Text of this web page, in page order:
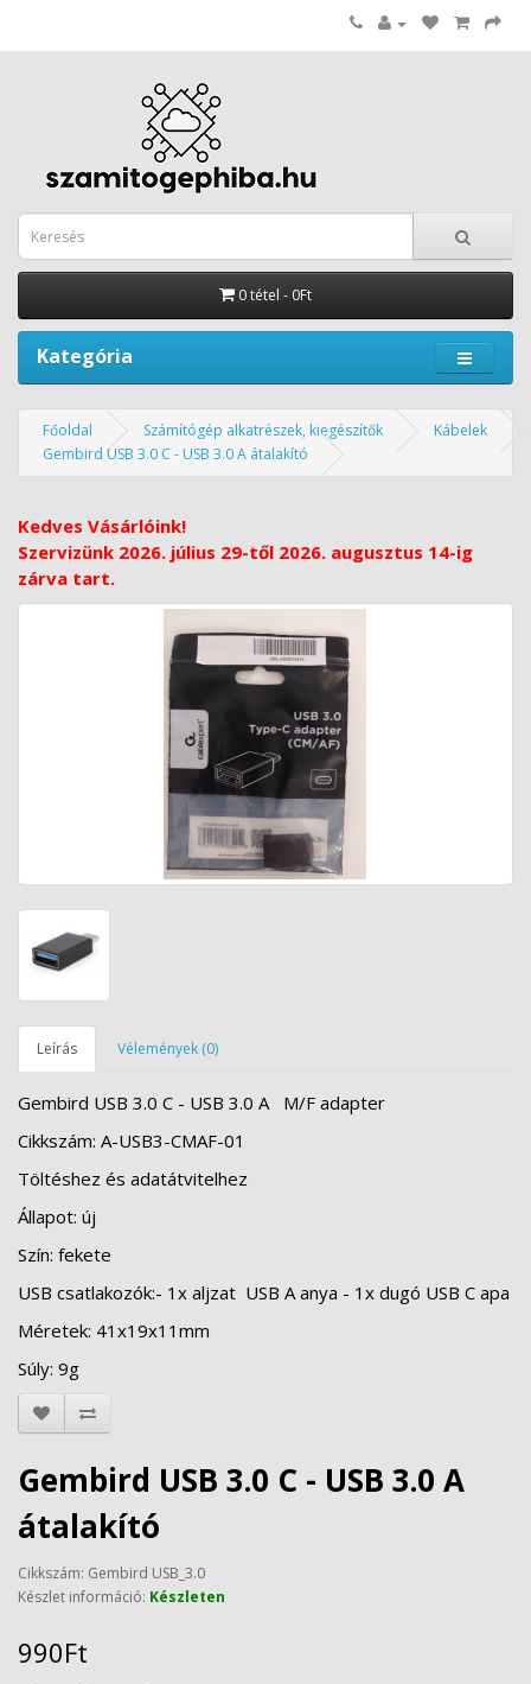
0 tétel - 0Ft
Kategória
Főoldal Számítógép alkatrészek, kiegészítők
Kábelek
Gembird USB 3.0 C - USB 3.0 A átalakító
Kedves Vásárlóink!
Szervizünk 2026. július 29-től 2026. augusztus 14-ig
zárva tart.
Leírás Vélemények (0)
Gembird USB 3.0 C - USB 3.0 A M/F adapter
Cikkszám: A-USB3-CMAF-01
Töltéshez és adatátvitelhez
Állapot: új
Szín: fekete
USB csatlakozók:- 1x aljzat USB A anya - 1x dugó USB C apa
Méretek: 41x19x11mm
Súly: 9g
Gembird USB 3.0 C - USB 3.0 A
átalakító
Cikkszám: Gembird USB_3.0
Készlet információ: Készleten
990Ft